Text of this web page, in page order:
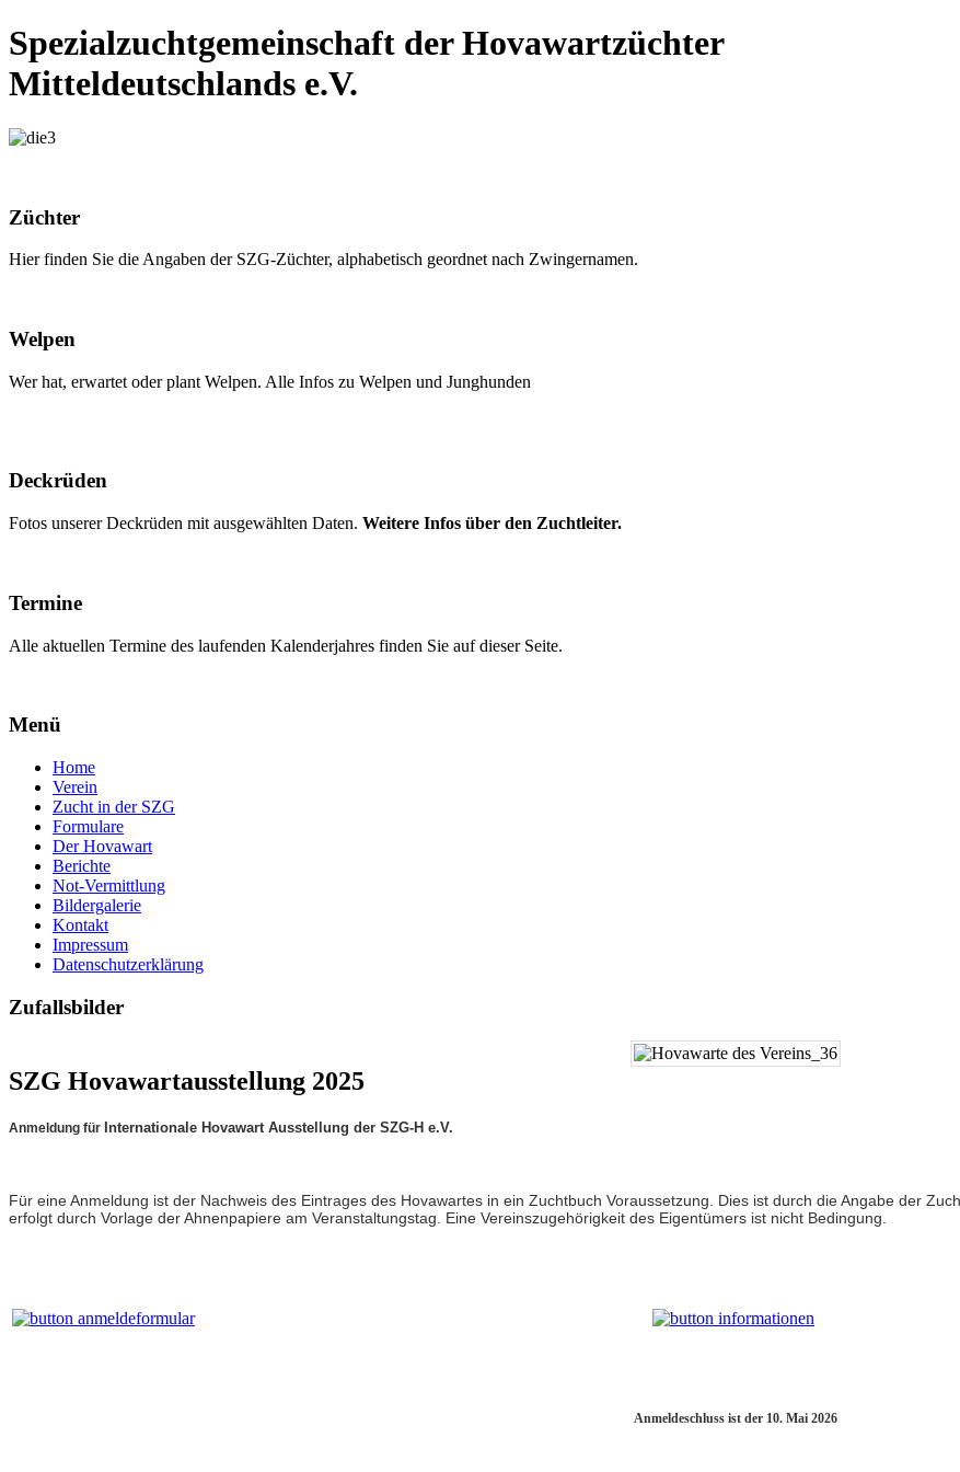
Spezialzuchtgemeinschaft der Hovawartzüchter
Mitteldeutschlands e.V.
Züchter
Hier finden Sie die Angaben der SZG-Züchter, alphabetisch geordnet nach Zwingernamen.
Welpen
Wer hat, erwartet oder plant Welpen. Alle Infos zu Welpen und Junghunden
Deckrüden
Fotos unserer Deckrüden mit ausgewählten Daten. Weitere Infos über den Zuchtleiter.
Termine
Alle aktuellen Termine des laufenden Kalenderjahres finden Sie auf dieser Seite.
Menü
Home
Verein
Zucht in der SZG
Formulare
Der Hovawart
Berichte
Not-Vermittlung
Bildergalerie
Kontakt
Impressum
Datenschutzerklärung
Zufallsbilder
SZG Hovawartausstellung 2025
Anmeldung für Internationale Hovawart Ausstellung der SZG-H e.V.
Für eine Anmeldung ist der Nachweis des Eintrages des Hovawartes in ein Zuchtbuch Voraussetzung. Dies ist durch die Angabe der
erfolgt durch Vorlage der Ahnenpapiere am Veranstaltungstag. Eine Vereinszugehörigkeit des Eigentümers ist nicht Bedingung.
Anmeldeschluss ist der 10. Mai 2026